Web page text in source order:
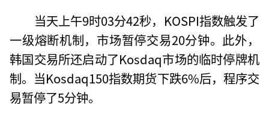
当天上午9时03分42秒，KOSPI指数触发了
一级熔断机制，市场暂停交易20分钟。此外，
韩国交易所还启动了Kosdaq市场的临时停牌机
制。当Kosdaq150指数期货下跌6%后，程序交
易暂停了5分钟。